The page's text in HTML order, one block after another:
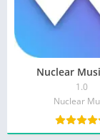
Nuclear
1.0
Nuclear